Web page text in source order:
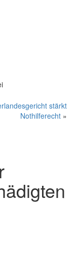
stärkt
Nothilferecht »